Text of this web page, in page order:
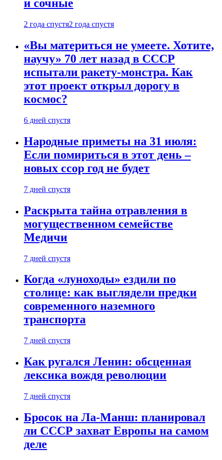
и сочные
2 года спустя2 года спустя
«Вы материться не умеете. Хотите,
научу» 70 лет назад в СССР
испытали ракету-монстра. Как
этот проект открыл дорогу в
космос?
6 дней спустя
Народные приметы на 31 июля:
Если помириться в этот день –
новых ссор год не будет
7 дней спустя
Раскрыта тайна отравления в
могущественном семействе
Медичи
7 дней спустя
Когда «луноходы» ездили по
столице: как выглядели предки
современного наземного
транспорта
7 дней спустя
Как ругался Ленин: обсценная
лексика вождя революции
7 дней спустя
Бросок на Ла-Манш: планировал
ли СССР захват Европы на самом
деле